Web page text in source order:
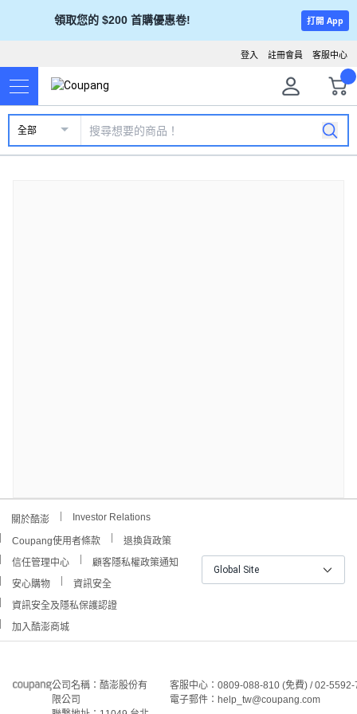
領取您的 $200 首購優惠卷! 打開 App
客服中心
註冊會員
登入
全部
關於酷澎 Investor Relations
Coupang使用者條款
退換貨政策
信任管理中心
顧客隱私權政策通知
安心購物
資訊安全
資訊安全及隱私保護認證
加入酷澎商城
Global Site
公司名稱：酷澎股份有
限公司
客服中心：0809-088-810 (免費) / 02-
電子郵件：help_tw@coupang.com